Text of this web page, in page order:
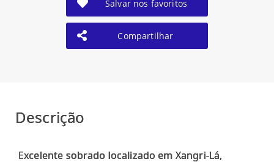
Salvar nos favoritos
Compartilhar
Descrição
Excelente sobrado localizado em Xangri-Lá,